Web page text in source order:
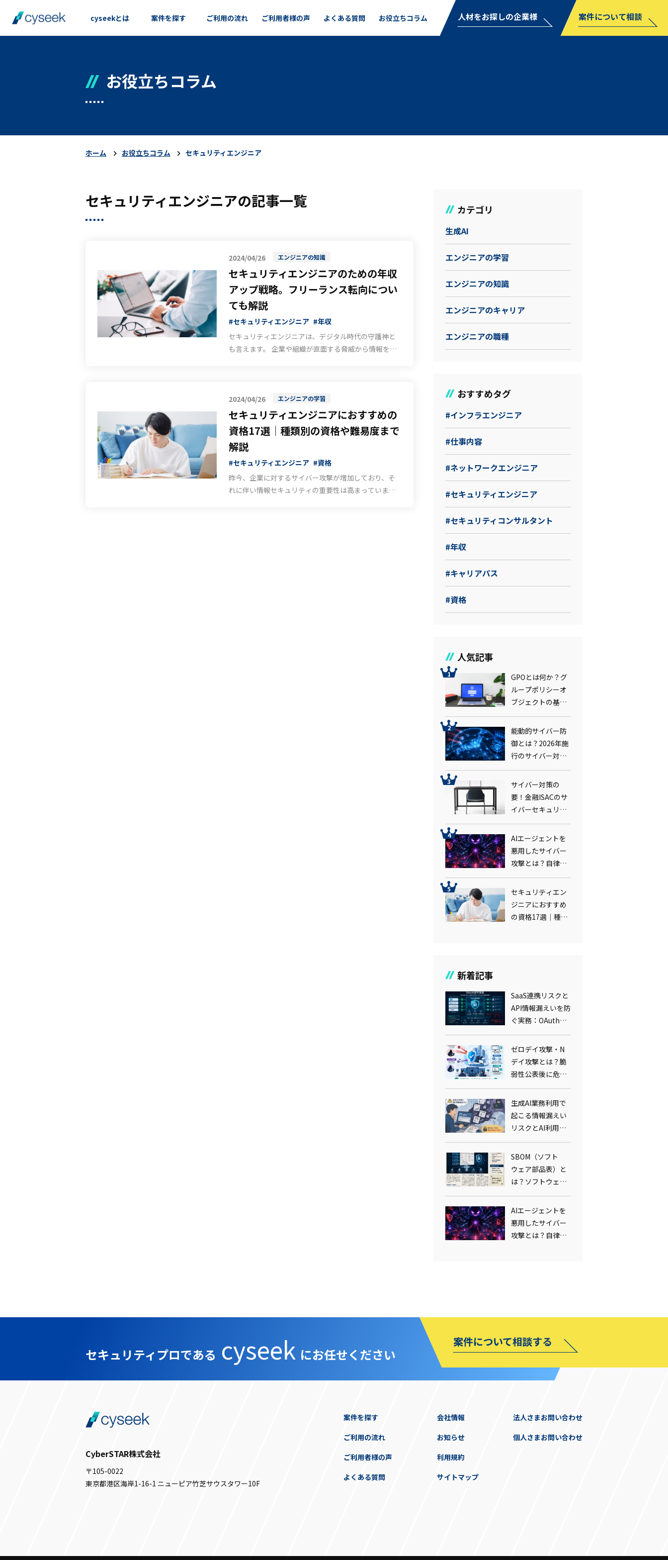
cyseekとは 案件を探す ご利用の流れ ご利用者様の声 よくある質問 お役立ちコラム 人材をお探しの企業様 案件について相談
お役立ちコラム
ホーム お役立ちコラム セキュリティエンジニア
セキュリティエンジニアの記事一覧
2024/04/26 エンジニアの知識
セキュリティエンジニアのための年収
アップ戦略。フリーランス転向につい
ても解説
#セキュリティエンジニア #年収
セキュリティエンジニアは、デジタル時代の守護神と
も言えます。 企業や組織が直面する脅威から情報を保
2024/04/26
エンジニアの学習
セキュリティエンジニアにおすすめの
資格17選｜種類別の資格や難易度まで
解説
#セキュリティエンジニア #資格
昨今、企業に対するサイバー攻撃が増加しており、そ
れに伴い情報セキュリティの重要性は高まっていま
カテゴリ
生成AI
エンジニアの学習
エンジニアの知識
エンジニアのキャリア
エンジニアの職種
おすすめタグ
#インフラエンジニア
#仕事内容
#ネットワークエンジニア
#セキュリティエンジニア
#セキュリティコンサルタント
#年収
#キャリアパス
#資格
人気記事
GPOとは何か？グ
ループポリシーオ
ブジェクトの基本
を解説
能動的サイバー防
御とは？2026年施
行のサイバー対処
能力強化法で企業
対応はどう変わる
か
サイバー対策の
要！金融ISACのサ
イバーセキュリ
ティ演習FIREとは
AIエージェントを
悪用したサイバー
攻撃とは？自律型
攻撃の脅威とラン
サムウェア対策の
要点
セキュリティエン
ジニアにおすすめ
の資格17選｜種類
新着記事
SaaS連携リスクと
API情報漏えいを防
ぐ実務：OAuth認
可管理・最小権
限・棚卸しの要点
ゼロデイ攻撃・N
デイ攻撃とは？脆
弱性公表後に危険
が増す理由とパッ
チマネジメント実
務
生成AI業務利用で
起こる情報漏えい
リスクとAI利用
ルール整備の実
務：プロンプトイ
ンジェクション対
策まで
SBOM（ソフト
ウェア部品表）と
は？ソフトウェア
サプライチェーン
の新たな守り方と
脆弱性管理の実務
AIエージェントを
悪用したサイバー
攻撃とは？自律型
セキュリティプロである cyseek にお任せください
案件について相談する
CyberSTAR株式会社
〒105-0022
東京都港区海岸1-16-1 ニューピア竹芝サウスタワー10F
案件を探す
ご利用の流れ
ご利用者様の声
よくある質問
会社情報
お知らせ
利用規約
サイトマップ
法人さまお問い合わせ
個人さまお問い合わせ